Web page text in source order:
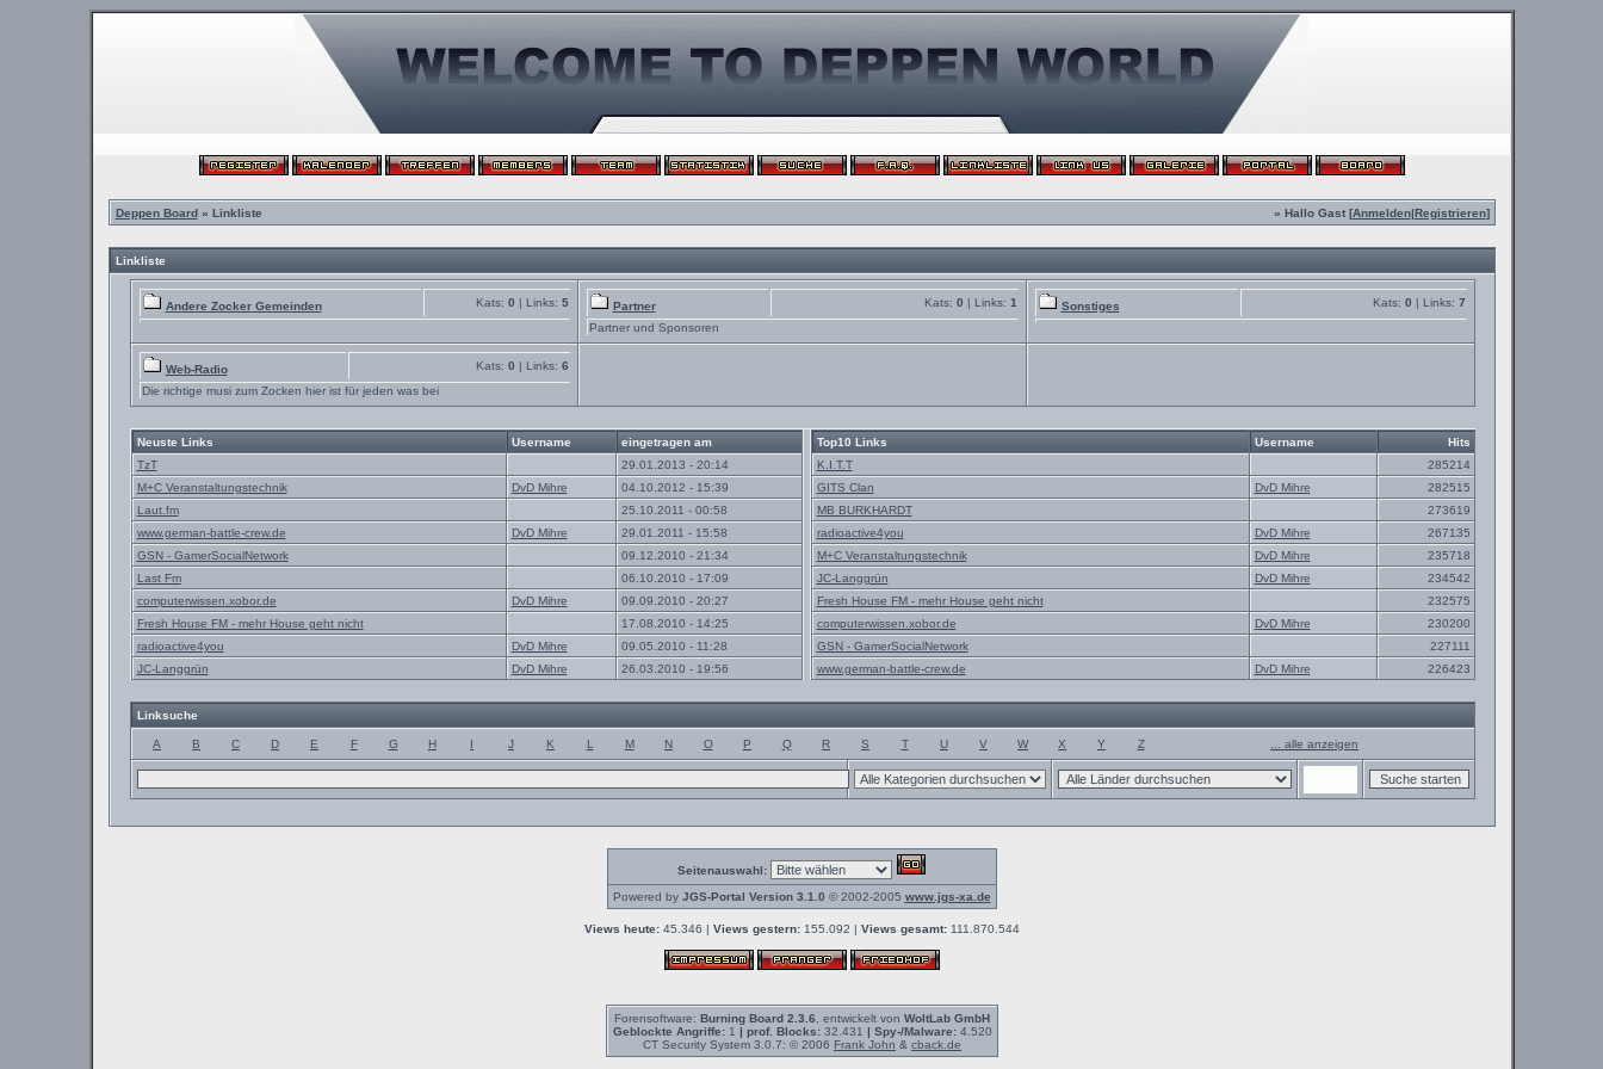
Deppen Board» Linkliste » Hallo Gast [Anmelden|Registrieren]
Linkliste
Andere Zocker Gemeinden Kats: 0 | Links: 5 Partner Kats: 0 | Links: 1
Partner und Sponsoren
Sonstiges Kats: 0 | Links: 7
Web-Radio Kats: 0 | Links: 6
Die richtige musi zum Zocken hier ist für jeden was bei
Neuste Links Username
eingetragen am
TzT
29.01.2013 - 20:14
M+C Veranstaltungstechnik
DvD Mihre
04.10.2012 - 15:39
Laut.fm
25.10.2011 - 00:58
www.german-battle-crew.de
DvD Mihre
29.01.2011 - 15:58
GSN - GamerSocialNetwork
09.12.2010 - 21:34
Last Fm
06.10.2010 - 17:09
computerwissen.xobor.de
DvD Mihre
09.09.2010 - 20:27
Fresh House FM - mehr House geht nicht
17.08.2010 - 14:25
radioactive4you
DvD Mihre
09.05.2010 - 11:28
JC-Langgrün
DvD Mihre 26.03.2010 - 19:56
Top10 Links Username
Hits
K.I.T.T
285214
GITS Clan
DvD Mihre
282515
MB BURKHARDT
273619
radioactive4you
DvD Mihre
267135
M+C Veranstaltungstechnik
DvD Mihre
235718
JC-Langgrün
DvD Mihre
234542
Fresh House FM - mehr House geht nicht
232575
computerwissen.xobor.de
DvD Mihre
230200
GSN - GamerSocialNetwork
227111
www.german-battle-crew.de
DvD Mihre 226423
Linksuche
A B C D E F G H I J K L M N O P Q R S T U V W X Y Z ... alle anzeigen
Seitenauswahl:
Powered by JGS-Portal Version 3.1.0 © 2002-2005 www.jgs-xa.de
Views heute:45.346 | Views gestern:155.092 | Views gesamt:111.870.544
Forensoftware: Burning Board 2.3.6 , entwickelt von WoltLab GmbH
Geblockte Angriffe:1 | prof. Blocks:32.431 | Spy-/Malware:4.520
CT Security System 3.0.7: © 2006 Frank John & cback.de